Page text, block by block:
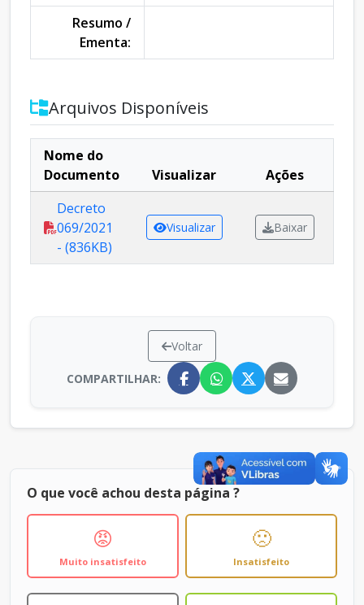
Resumo /
Ementa:
Arquivos Disponíveis
Nome do
Documento
Visualizar
Ações
Decreto
069/2021
- (836KB)
Visualizar Baixar
Voltar
COMPARTILHAR:
O que você achou desta página ?
😡
Muito insatisfeito
🙁
Insatisfeito